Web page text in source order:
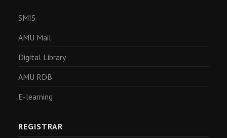
SMIS
AMU Mail
Digital Library
AMU RDB
E-learning
REGISTRAR